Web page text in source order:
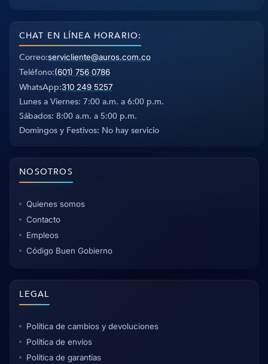
CHAT EN LÍNEA HORARIO:
Correo servicliente@auros.com.co
Teléfono (601) 756 0786
WhatsApp 310 249 5257
Lunes a Viernes: 7:00 a.m. a 6:00 p.m.
Sábados: 8:00 a.m. a 5:00 p.m.
Domingos y Festivos: No hay servicio
NOSOTROS
Quienes somos
Contacto
Empleos
Código Buen Gobierno
LEGAL
Política de cambios y devoluciones
Política de envíos
Política de garantías